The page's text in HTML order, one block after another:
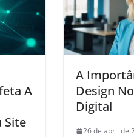
A
Site
A
Design
Digital
26 de abril de